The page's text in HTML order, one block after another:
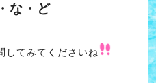
な・ど
してみてくださいね